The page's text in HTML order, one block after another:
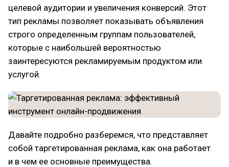
целевой аудитории и увеличения конверсий. Этот
тип рекламы позволяет показывать объявления
строго определенным группам пользователей,
которые с наибольшей вероятностью
заинтересуются рекламируемым продуктом или
услугой.
Давайте подробно разберемся, что представляет
собой таргетированная реклама, как она работает
и в чем ее основные преимущества.